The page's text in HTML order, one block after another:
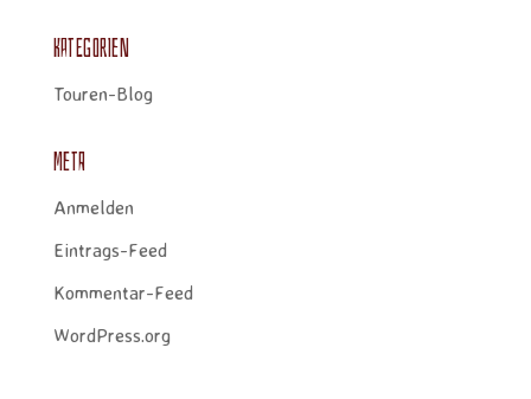
Kategorien
Touren-Blog
Meta
Anmelden
Eintrags-Feed
Kommentar-Feed
WordPress.org